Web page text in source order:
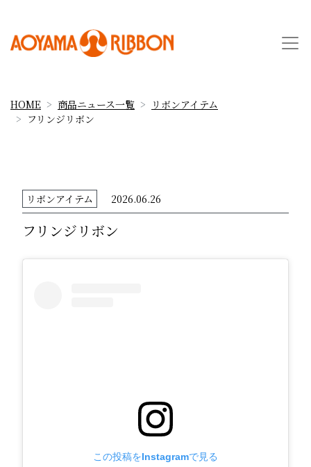
HOME 商品ニュース一覧
リボンアイテム
フリンジリボン
リボンアイテム 2026.06.26
フリンジリボン
この投稿をInstagramで見る